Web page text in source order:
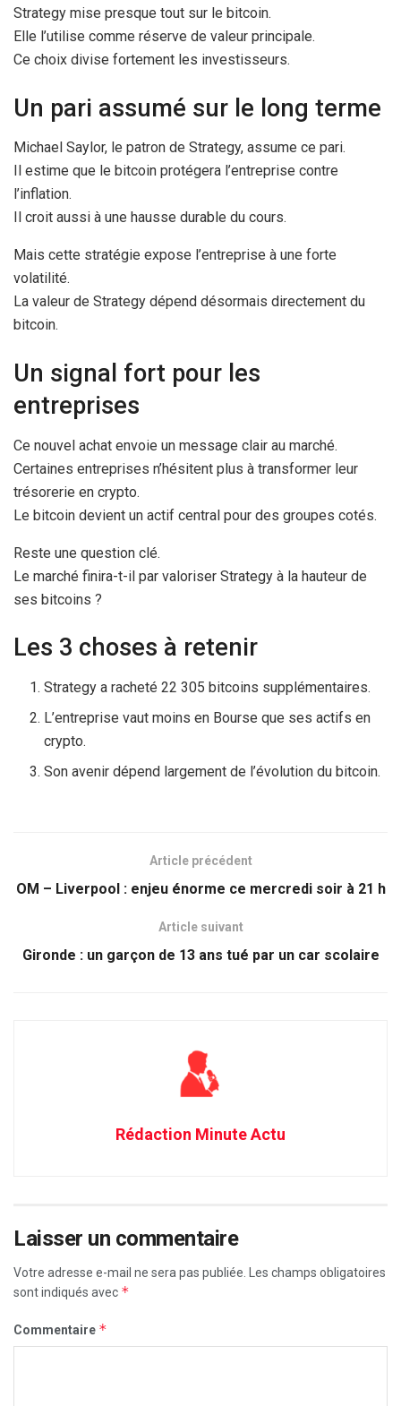
Strategy mise presque tout sur le bitcoin.
Elle l’utilise comme réserve de valeur principale.
Ce choix divise fortement les investisseurs.
Un pari assumé sur le long terme
Michael Saylor, le patron de Strategy, assume ce pari.
Il estime que le bitcoin protégera l’entreprise contre
l’inflation.
Il croit aussi à une hausse durable du cours.
Mais cette stratégie expose l’entreprise à une forte
volatilité.
La valeur de Strategy dépend désormais directement du
bitcoin.
Un signal fort pour les
entreprises
Ce nouvel achat envoie un message clair au marché.
Certaines entreprises n’hésitent plus à transformer leur
trésorerie en crypto.
Le bitcoin devient un actif central pour des groupes cotés.
Reste une question clé.
Le marché finira-t-il par valoriser Strategy à la hauteur de
ses bitcoins ?
Les 3 choses à retenir
Strategy a racheté 22 305 bitcoins supplémentaires.
L’entreprise vaut moins en Bourse que ses actifs en
crypto.
Son avenir dépend largement de l’évolution du bitcoin.
Article précédent
OM – Liverpool : enjeu énorme ce mercredi soir à 21 h
Article suivant
Gironde : un garçon de 13 ans tué par un car scolaire
Rédaction Minute Actu
Laisser un commentaire
Votre adresse e-mail ne sera pas publiée.
Les champs obligatoires
sont indiqués avec *
Commentaire *